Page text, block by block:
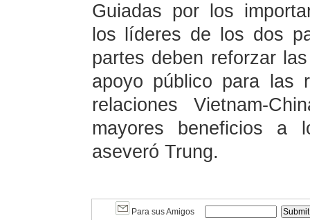
Guiadas por los
los líderes de los dos
partes deben reforzar
apoyo público para las
relaciones Vietnam-
mayores beneficios a
aseveró Trung.
Para sus Amigos